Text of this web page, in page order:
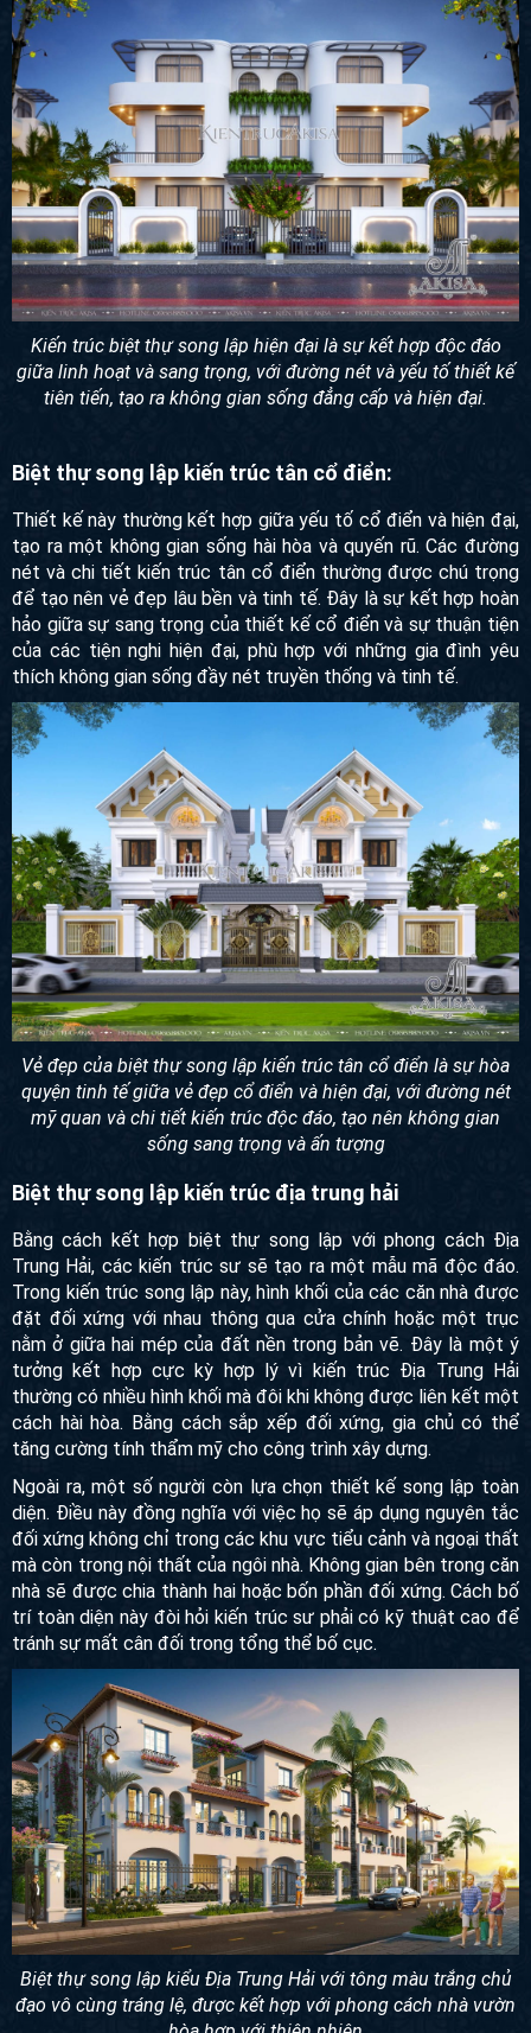
Kiến trúc biệt thự song lập hiện đại là sự kết hợp độc đáo
giữa linh hoạt và sang trọng, với đường nét và yếu tố thiết kế
Thiết kế này thường kết hợp giữa yếu tố cổ điển và hiện đại,
tạo ra một không gian sống hài hòa và quyến rũ. Các đường
nét và chi tiết kiến trúc tân cổ điển thường được chú trọng
để tạo nên vẻ đẹp lâu bền và tinh tế. Đây là sự kết hợp hoàn
hảo giữa sự sang trọng của thiết kế cổ điển và sự thuận tiện
của các tiện nghi hiện đại, phù hợp với những gia đình yêu
thích không gian sống đầy nét truyền thống và tinh tế.
Vẻ đẹp của biệt thự song lập kiến trúc tân cổ điển là sự hòa
quyện tinh tế giữa vẻ đẹp cổ điển và hiện đại, với đường nét
mỹ quan và chi tiết kiến trúc độc đáo, tạo nên không gian
Bằng cách kết hợp biệt thự song lập với phong cách Địa
Trung Hải, các kiến trúc sư sẽ tạo ra một mẫu mã độc đáo.
Trong kiến trúc song lập này, hình khối của các căn nhà
được đặt đối xứng với nhau thông qua cửa chính hoặc một
trục nằm ở giữa hai mép của đất nền trong bản vẽ. Đây là
một ý tưởng kết hợp cực kỳ hợp lý vì kiến trúc Địa Trung Hải
thường có nhiều hình khối mà đôi khi không được liên kết
một cách hài hòa. Bằng cách sắp xếp đối xứng, gia chủ có
thể tăng cường tính thẩm mỹ cho công trình xây dựng.
Ngoài ra, một số người còn lựa chọn thiết kế song lập toàn
diện. Điều này đồng nghĩa với việc họ sẽ áp dụng nguyên
tắc đối xứng không chỉ trong các khu vực tiểu cảnh và ngoại
thất mà còn trong nội thất của ngôi nhà. Không gian bên
trong căn nhà sẽ được chia thành hai hoặc bốn phần đối
xứng. Cách bố trí toàn diện này đòi hỏi kiến trúc sư phải có
kỹ thuật cao để tránh sự mất cân đối trong tổng thể bố cục.
Biệt thự song lập kiểu Địa Trung Hải với tông màu trắng chủ